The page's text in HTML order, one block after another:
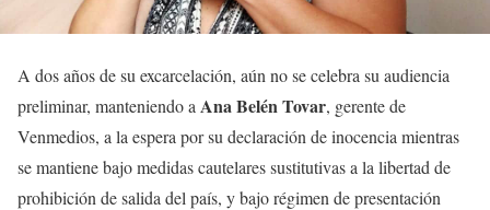
A dos años de su excarcelación, aún no se celebra su audiencia
preliminar, manteniendo a Ana Belén Tovar, gerente de
Venmedios, a la espera por su declaración de inocencia mientras
se mantiene bajo medidas cautelares sustitutivas a la libertad de
prohibición de salida del país, y bajo régimen de presentación